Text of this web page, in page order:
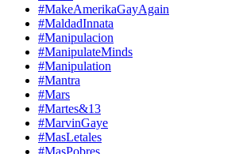
#MakeAmerikaGayAgain
#MaldadInnata
#Manipulacion
#ManipulateMinds
#Manipulation
#Mantra
#Mars
#Martes&13
#MarvinGaye
#MasLetales